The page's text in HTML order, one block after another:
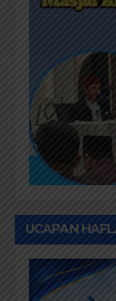
UCAPAN